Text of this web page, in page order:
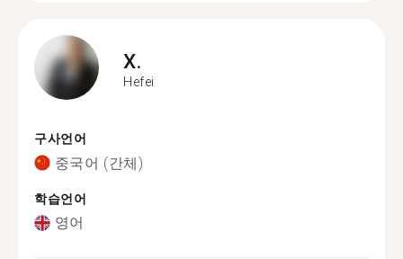
X.
Hefei
구사언어
중국어 (간체)
학습언어
영어